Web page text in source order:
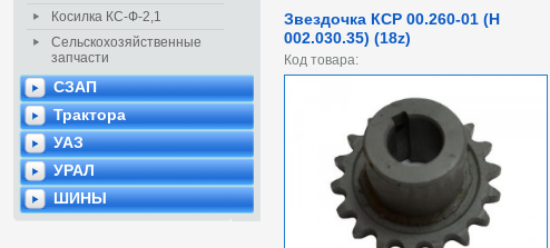
Косилка КС-Ф-2,1
Сельскохозяйственные
запчасти
СЗАП
Трактора
УАЗ
УРАЛ
ШИНЫ
Звездочка КСР 00.260-01 (Н
002.030.35) (18z)
Код товара: